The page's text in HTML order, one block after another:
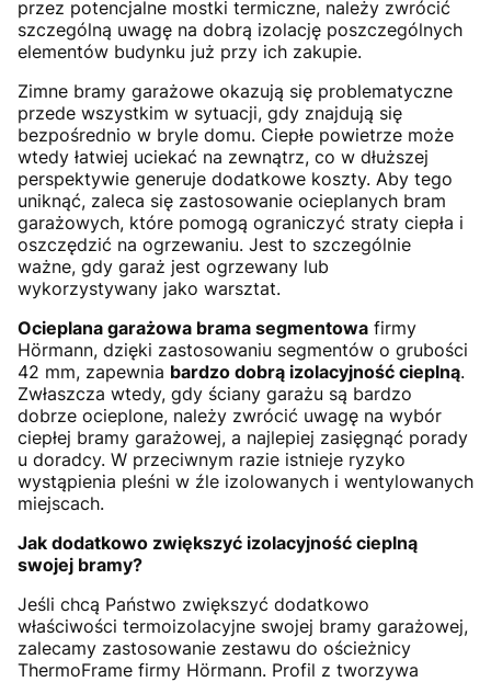
przez potencjalne mostki termiczne, należy zwrócić
szczególną uwagę na dobrą izolację poszczególnych
elementów budynku już przy ich zakupie.
Zimne bramy garażowe okazują się problematyczne
przede wszystkim w sytuacji, gdy znajdują się
bezpośrednio w bryle domu. Ciepłe powietrze może
wtedy łatwiej uciekać na zewnątrz, co w dłuższej
perspektywie generuje dodatkowe koszty. Aby tego
uniknąć, zaleca się zastosowanie ocieplanych bram
garażowych, które pomogą ograniczyć straty ciepła i
oszczędzić na ogrzewaniu. Jest to szczególnie
ważne, gdy garaż jest ogrzewany lub
wykorzystywany jako warsztat.
Ocieplana garażowa brama segmentowa firmy
Hörmann, dzięki zastosowaniu segmentów o grubości
42 mm, zapewnia bardzo dobrą izolacyjność cieplną.
Zwłaszcza wtedy, gdy ściany garażu są bardzo
dobrze ocieplone, należy zwrócić uwagę na wybór
ciepłej bramy garażowej, a najlepiej zasięgnąć porady
u doradcy. W przeciwnym razie istnieje ryzyko
wystąpienia pleśni w źle izolowanych i wentylowanych
miejscach.
Jak dodatkowo zwiększyć izolacyjność cieplną
swojej bramy?
Jeśli chcą Państwo zwiększyć dodatkowo
właściwości termoizolacyjne swojej bramy garażowej,
zalecamy zastosowanie zestawu do ościeżnicy
ThermoFrame firmy Hörmann. Profil z tworzywa